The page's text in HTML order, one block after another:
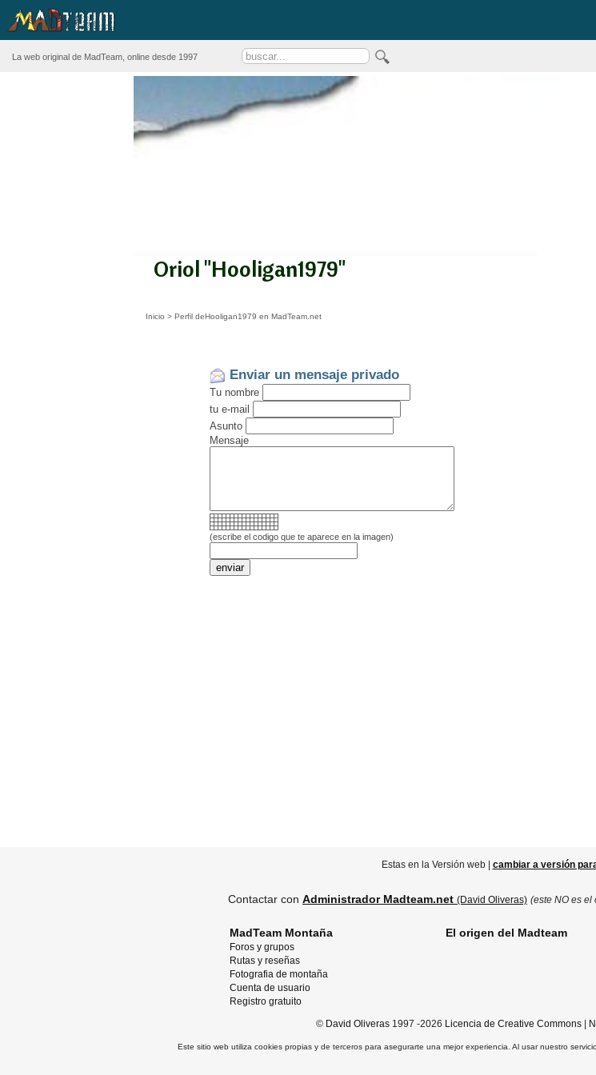
La web original de MadTeam, online desde 1997
Oriol "Hooligan1979"
Inicio > Perfil deHooligan1979 en MadTeam.net
Enviar un mensaje privado
Tu nombre
tu e-mail
Asunto
Mensaje
(escribe el codigo que te aparece en la imagen)
Estas en la Versión web | cambiar a versión
Contactar con Administrador Madteam.net (David Oliveras) (este NO es el
MadTeam Montaña
Foros y grupos
Rutas y reseñas
Fotografia de montaña
Cuenta de usuario
Registro gratuito
El origen del Madteam
© David Oliveras1997 -2026 Licencia de Creative Commons|
Este sitio web utiliza cookies propias y de terceros para asegurarte una mejor experiencia. Al usar nuestro